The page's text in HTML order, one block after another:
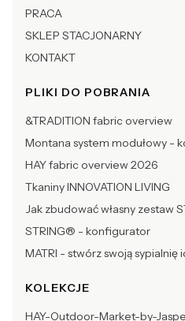
PRACA
SKLEP STACJONARNY
KONTAKT
PLIKI DO POBRANIA
&TRADITION fabric overview
Montana system modułowy -
HAY fabric overview 2026
Tkaniny INNOVATION LIVING
Jak zbudować własny zestaw
STRING® - konfigurator
MATRI - stwórz swoją sypialnię
KOLEKCJE
HAY-Outdoor-Market-by-